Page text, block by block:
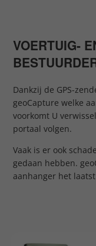
VOERTUIG-
Dankzij de GPS-
geoCapture welke
voorkomt U
portaal volgen.
Vaak is er ook
gedaan hebben.
aanhanger het